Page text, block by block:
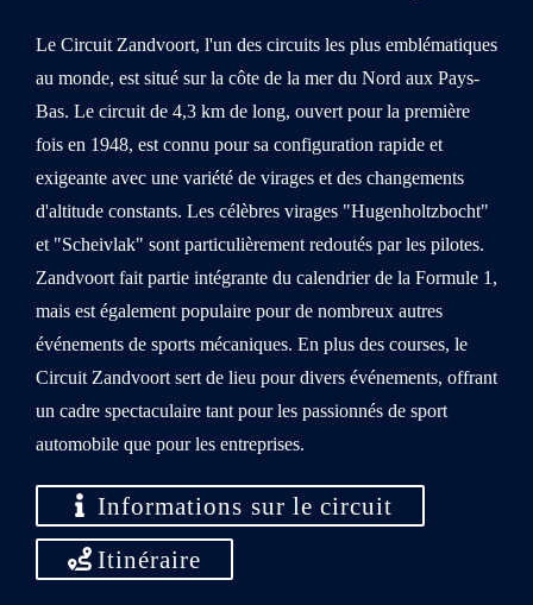
Le Circuit Zandvoort, l'un des circuits les plus emblématiques
au monde, est situé sur la côte de la mer du Nord aux Pays-
Bas. Le circuit de 4,3 km de long, ouvert pour la première
fois en 1948, est connu pour sa configuration rapide et
exigeante avec une variété de virages et des changements
d'altitude constants. Les célèbres virages "Hugenholtzbocht"
et "Scheivlak" sont particulièrement redoutés par les pilotes.
Zandvoort fait partie intégrante du calendrier de la Formule 1,
mais est également populaire pour de nombreux autres
événements de sports mécaniques. En plus des courses, le
Circuit Zandvoort sert de lieu pour divers événements, offrant
un cadre spectaculaire tant pour les passionnés de sport
automobile que pour les entreprises.
Informations sur le circuit
Itinéraire